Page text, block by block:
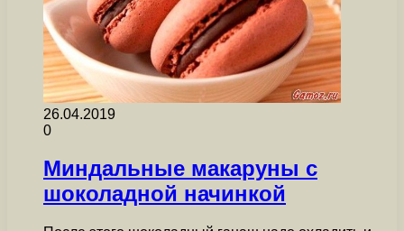
26.04.2019
0
Миндальные макаруны с
шоколадной начинкой